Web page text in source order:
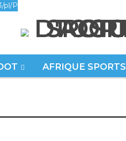
pl/P
AFRIQUE SPORTS